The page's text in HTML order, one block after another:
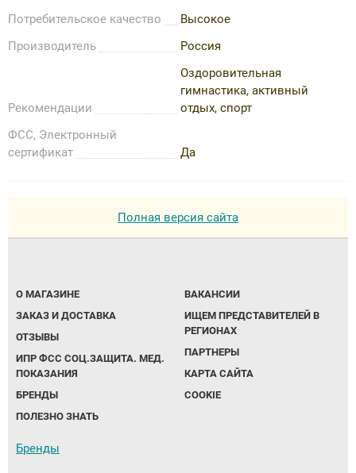
Потребительское качество
Высокое
Производитель
Россия
Рекомендации
Оздоровительная
гимнастика, активный
отдых, спорт
ФСС, Электронный
сертификат
Да
Полная версия сайта
О МАГАЗИНЕ
ЗАКАЗ И ДОСТАВКА
ОТЗЫВЫ
ИПР ФСС СОЦ.ЗАЩИТА. МЕД.
ПОКАЗАНИЯ
БРЕНДЫ
ПОЛЕЗНО ЗНАТЬ
ВАКАНСИИ
ИЩЕМ ПРЕДСТАВИТЕЛЕЙ В
РЕГИОНАХ
ПАРТНЕРЫ
КАРТА САЙТА
COOKIE
Бренды